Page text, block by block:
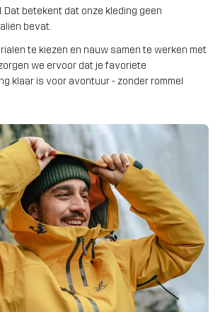
Dat betekent dat onze kleding geen
bevat.
te kiezen en nauw samen te werken met
we ervoor dat je favoriete
klaar is voor avontuur - zonder rommel